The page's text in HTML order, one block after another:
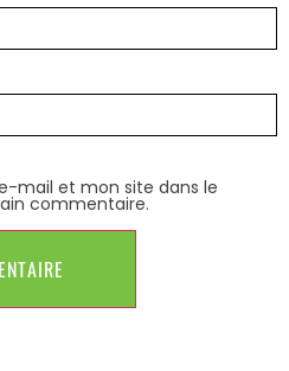
mail et mon site dans le
commentaire.